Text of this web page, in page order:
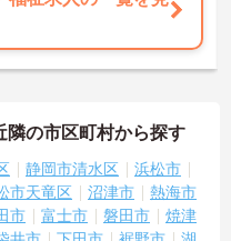
着実に深めていける環境が
機会も提供されます
り、急変時の対応や専門的
担が減ります
1対1で相談しやすく、初任
門性を高められます
隣の市区町村から探す
静岡市清水区
浜松市
市天竜区 沼津市
熱海市
市 富士市 磐田市
焼津